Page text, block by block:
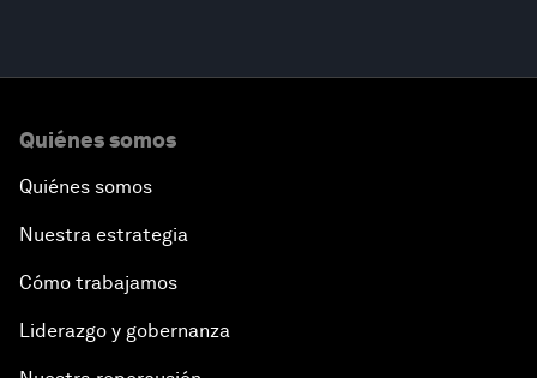
Quiénes somos
Quiénes somos
Nuestra estrategia
Cómo trabajamos
Liderazgo y gobernanza